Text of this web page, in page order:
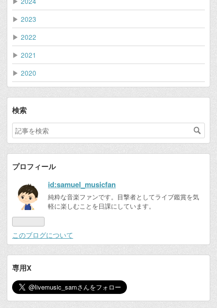
▶ 2023
▶ 2022
▶ 2021
▶ 2020
検索
プロフィール
id:samuel_musicfan
純粋な音楽ファンです。目撃者としてライブ鑑賞を気
軽に楽しむことを日課にしています。
このブログについて
専用X